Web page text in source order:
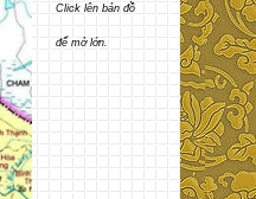
Click lên bản đồ
để mở lớn.